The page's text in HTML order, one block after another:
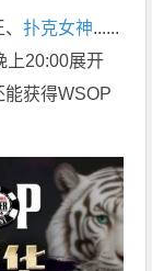
、扑克女神......
上20:00展开
获得WSOP